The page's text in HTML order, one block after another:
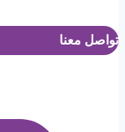
تواصل معنا